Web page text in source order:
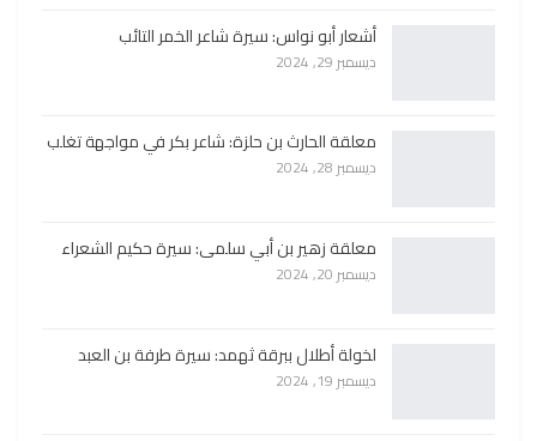
أشعار أبو نواس: سيرة شاعر الخمر التائب
ديسمبر 29, 2024
معلقة الحارث بن حلزة: شاعر بكر في مواجهة تغلب
ديسمبر 28, 2024
معلقة زهير بن أبي سلمى: سيرة حكيم الشعراء
ديسمبر 20, 2024
لخولة أطلال ببرقة ثهمد: سيرة طرفة بن العبد
ديسمبر 19, 2024